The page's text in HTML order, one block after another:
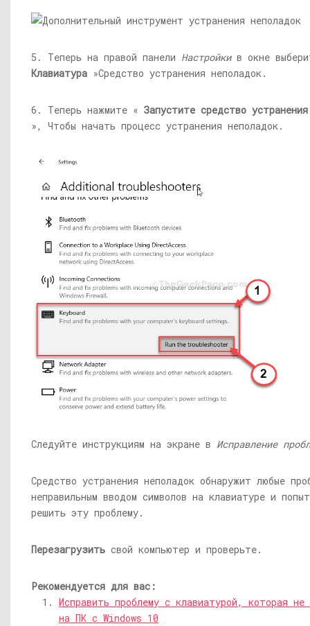
5. Теперь на правой панели Настройкив окне
Клавиатура »Средство устранения неполадок.
6. Теперь нажмите « Запустите средство
», Чтобы начать процесс устранения неполадок.
Следуйте инструкциям на экране в Исправление
Средство устранения неполадок обнаружит любые
неправильным вводом символов на клавиатуре и
решить эту проблему.
Перезагрузить свой компьютер и проверьте.
Рекомендуется для вас:
Исправить проблему с клавиатурой, которая не
на ПК с Windows 10